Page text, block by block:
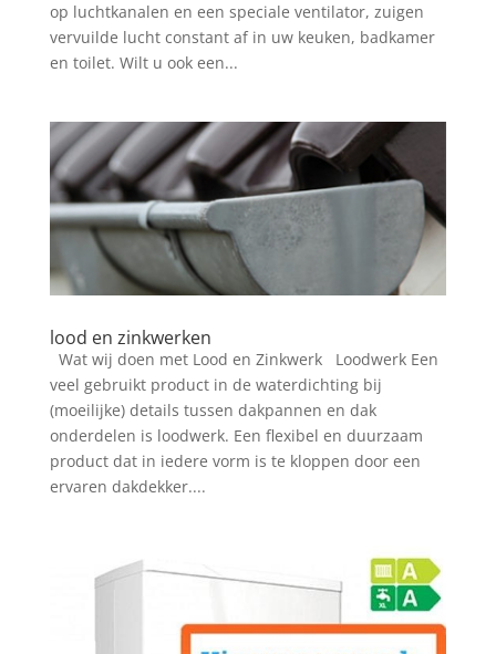
op luchtkanalen en een speciale ventilator, zuigen
vervuilde lucht constant af in uw keuken, badkamer
en toilet. Wilt u ook een...
lood en zinkwerken
Wat wij doen met Lood en Zinkwerk Loodwerk Een
veel gebruikt product in de waterdichting bij
(moeilijke) details tussen dakpannen en dak
onderdelen is loodwerk. Een flexibel en duurzaam
product dat in iedere vorm is te kloppen door een
ervaren dakdekker....